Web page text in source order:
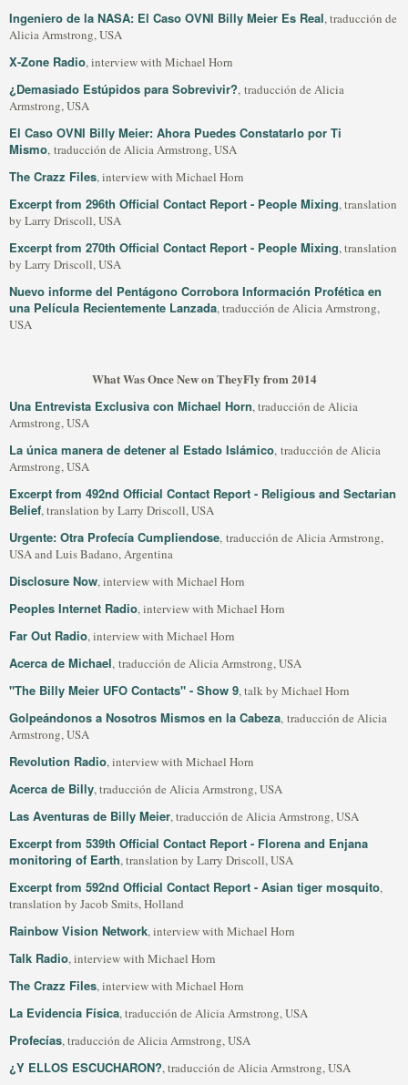
Ingeniero de la NASA: El Caso OVNI Billy Meier Es Real, traducción de
Alicia Armstrong, USA
X-Zone Radio, interview with Michael Horn
¿Demasiado Estúpidos para Sobrevivir?, traducción de Alicia
Armstrong, USA
El Caso OVNI Billy Meier: Ahora Puedes Constatarlo por Ti
Mismo, traducción de Alicia Armstrong, USA
The Crazz Files, interview with Michael Horn
Excerpt from 296th Official Contact Report - People Mixing, translation
by Larry Driscoll, USA
Excerpt from 270th Official Contact Report - People Mixing, translation
by Larry Driscoll, USA
Nuevo informe del Pentágono Corrobora Información Profética en
una Película Recientemente Lanzada, traducción de Alicia Armstrong,
USA
What Was Once New on TheyFly from 2014
Una Entrevista Exclusiva con Michael Horn, traducción de Alicia
Armstrong, USA
La única manera de detener al Estado Islámico, traducción de Alicia
Armstrong, USA
Excerpt from 492nd Official Contact Report - Religious and Sectarian
Belief, translation by Larry Driscoll, USA
Urgente: Otra Profecía Cumpliendose, traducción de Alicia Armstrong,
USA and Luis Badano, Argentina
Disclosure Now, interview with Michael Horn
Peoples Internet Radio, interview with Michael Horn
Far Out Radio, interview with Michael Horn
Acerca de Michael, traducción de Alicia Armstrong, USA
"The Billy Meier UFO Contacts" - Show 9, talk by Michael Horn
Golpeándonos a Nosotros Mismos en la Cabeza, traducción de Alicia
Armstrong, USA
Revolution Radio, interview with Michael Horn
Acerca de Billy, traducción de Alicia Armstrong, USA
Las Aventuras de Billy Meier, traducción de Alicia Armstrong, USA
Excerpt from 539th Official Contact Report - Florena and Enjana
monitoring of Earth, translation by Larry Driscoll, USA
Excerpt from 592nd Official Contact Report - Asian tiger mosquito,
translation by Jacob Smits, Holland
Rainbow Vision Network, interview with Michael Horn
Talk Radio, interview with Michael Horn
The Crazz Files, interview with Michael Horn
La Evidencia Física, traducción de Alicia Armstrong, USA
Profecías, traducción de Alicia Armstrong, USA
¿Y ELLOS ESCUCHARON?, traducción de Alicia Armstrong, USA